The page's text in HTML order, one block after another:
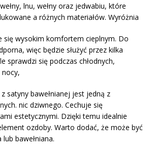
lnu, wełny oraz jedwabiu, które
a różnych materiałów. Wyróżnia
się wysokim komfortem cieplnym. Do
więc będzie służyć przez kilka
sprawdzi się podczas chłodnych,
satyny bawełnianej jest jedną z
nic dziwnego. Cechuje się
estetycznymi. Dzięki temu idealnie
ozdoby. Warto dodać, że może być
bawełniana.